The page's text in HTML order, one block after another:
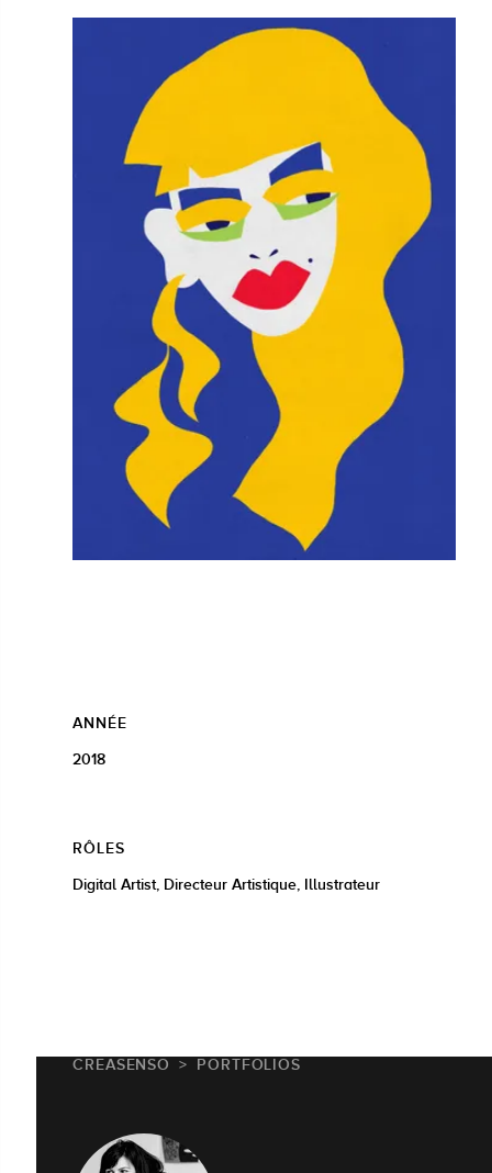
ANNÉE
2018
RÔLES
Digital Artist, Directeur Artistique, Illustrateur
CREASENSO PORTFOLIOS